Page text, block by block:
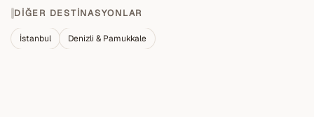
DIĞER DESTINASYONLAR
İstanbul Denizli & Pamukkale